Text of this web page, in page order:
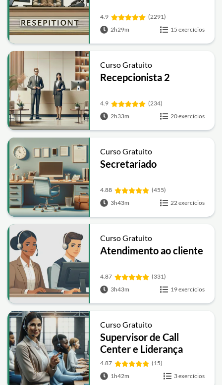
4.9
(2291)
2h29m
15 exercícios
Curso Gratuito
Recepcionista 2
4.9
(234)
2h33m
20 exercícios
Curso Gratuito
Secretariado
4.88
(455)
3h43m
22 exercícios
Curso Gratuito
Atendimento ao cliente
4.87
(331)
3h43m
19 exercícios
Curso Gratuito
Supervisor de Call
Center e Liderança
4.87
(15)
1h42m
3 exercícios